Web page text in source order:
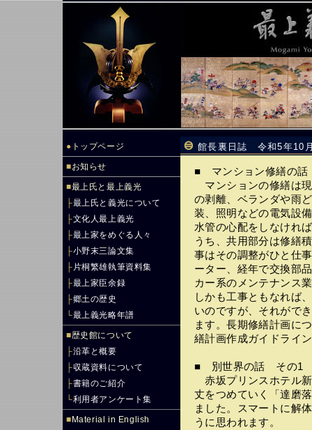
● トップページ
■お知らせ
■最上氏と最上義光
├最上氏と義光について
├文化人最上義光
├最上家をめぐる人々
├小野末三論文集
├ 片桐繁雄執筆資料集
├最上家臣余録
├郷土の歴史
└最上義光略年譜
■歴史館について
├沿革と概要
├収蔵資料について
├書籍のご紹介
└利用者アンケート集
■ Material in English
館長裏日誌 令和5年10
■ マンション修繕の話
マンションの修繕は
の剥離、ベランダや雨
装、照明などの電気設
水管の心配をしなけれ
うち、共用部分は修繕
事はその調整がひと仕
ーター、経年で交換部
カー系のメンテナンス
しかも工事ともなれば
いのですが、それがで
ます。長期修繕計画に
繕計画作成ガイドライ
■ 別世界の話 その1
赤坂プリンスホテル
丈をつめていく「達磨
ました。スマートに解
うに思われます。